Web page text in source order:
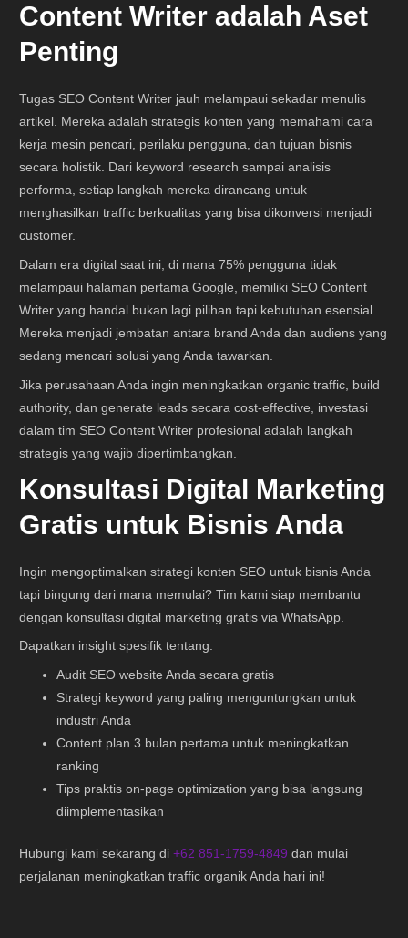
Content Writer adalah Aset
Penting
Tugas SEO Content Writer jauh melampaui sekadar menulis
artikel. Mereka adalah strategis konten yang memahami cara
kerja mesin pencari, perilaku pengguna, dan tujuan bisnis
secara holistik. Dari keyword research sampai analisis
performa, setiap langkah mereka dirancang untuk
menghasilkan traffic berkualitas yang bisa dikonversi menjadi
customer.
Dalam era digital saat ini, di mana 75% pengguna tidak
melampaui halaman pertama Google, memiliki SEO Content
Writer yang handal bukan lagi pilihan tapi kebutuhan esensial.
Mereka menjadi jembatan antara brand Anda dan audiens yang
sedang mencari solusi yang Anda tawarkan.
Jika perusahaan Anda ingin meningkatkan organic traffic, build
authority, dan generate leads secara cost-effective, investasi
dalam tim SEO Content Writer profesional adalah langkah
strategis yang wajib dipertimbangkan.
Konsultasi Digital Marketing
Gratis untuk Bisnis Anda
Ingin mengoptimalkan strategi konten SEO untuk bisnis Anda
tapi bingung dari mana memulai? Tim kami siap membantu
dengan konsultasi digital marketing gratis via WhatsApp.
Dapatkan insight spesifik tentang:
Audit SEO website Anda secara gratis
Strategi keyword yang paling menguntungkan untuk
industri Anda
Content plan 3 bulan pertama untuk meningkatkan
ranking
Tips praktis on-page optimization yang bisa langsung
diimplementasikan
Hubungi kami sekarang di+62 851-1759-4849 dan mulai
perjalanan meningkatkan traffic organik Anda hari ini!